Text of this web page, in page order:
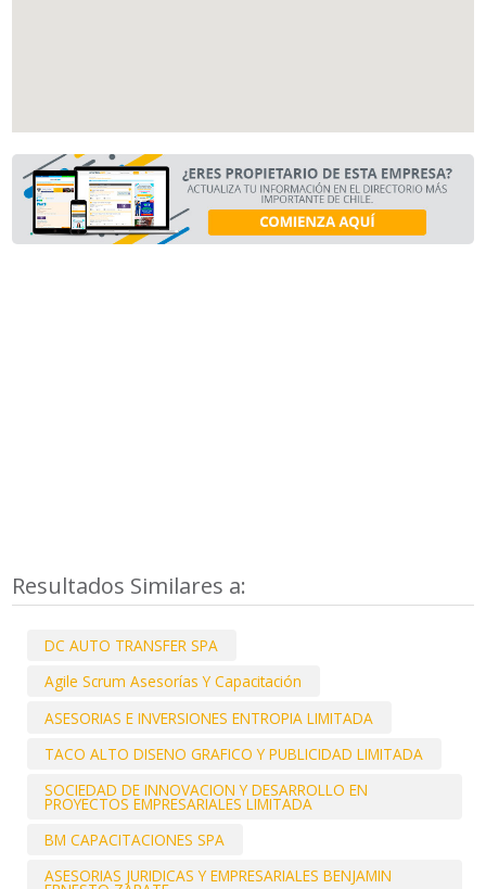
Resultados Similares a:
DC AUTO TRANSFER SPA
Agile Scrum Asesorías Y Capacitación
ASESORIAS E INVERSIONES ENTROPIA LIMITADA
TACO ALTO DISENO GRAFICO Y PUBLICIDAD LIMITADA
SOCIEDAD DE INNOVACION Y DESARROLLO EN
PROYECTOS EMPRESARIALES LIMITADA
BM CAPACITACIONES SPA
ASESORIAS JURIDICAS Y EMPRESARIALES BENJAMIN